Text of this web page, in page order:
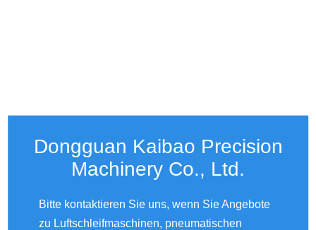
Dongguan Kaibao Precision
Machinery Co., Ltd.​​​​​​​
Bitte kontaktieren Sie uns, wenn Sie Angebote
zu Luftschleifmaschinen, pneumatischen